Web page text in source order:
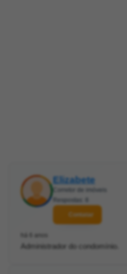
Elizabete
Corretor de imóveis
Respostas: 8
Contatar
há 6 anos
Administrador do condomínio.